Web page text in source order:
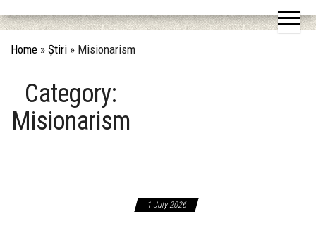
Home » Știri » Misionarism
Category:
Misionarism
1 July 2026